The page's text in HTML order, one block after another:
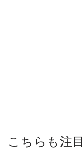
こちらも注目